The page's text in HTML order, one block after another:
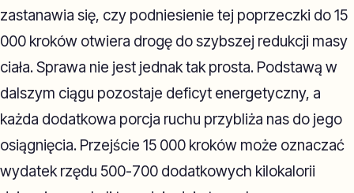
zastanawia się, czy podniesienie tej poprzeczki do 15
000 kroków otwiera drogę do szybszej redukcji masy
ciała. Sprawa nie jest jednak tak prosta. Podstawą w
dalszym ciągu pozostaje deficyt energetyczny, a
każda dodatkowa porcja ruchu przybliża nas do jego
osiągnięcia. Przejście 15 000 kroków może oznaczać
wydatek rzędu 500-700 dodatkowych kilokalorii